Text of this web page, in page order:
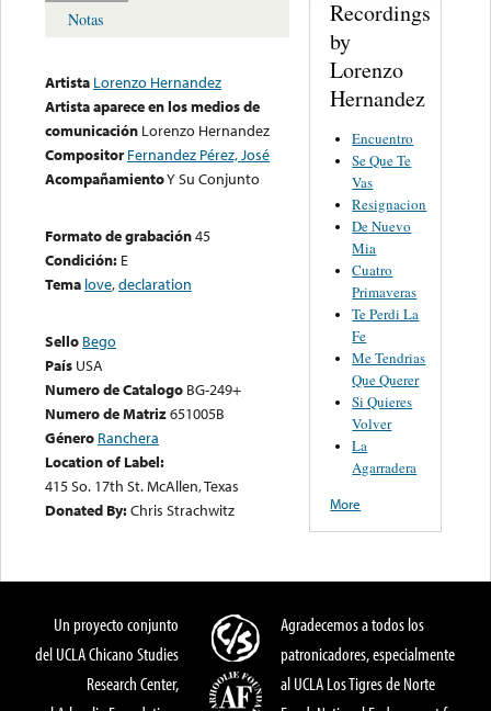
Notas
Artista Lorenzo Hernandez
Artista aparece en los medios de
comunicación Lorenzo Hernandez
Compositor Fernandez Pérez, José
AcompañamientoY Su Conjunto
Formato de grabación45
Condición: E
Tema love,declaration
Sello Bego
País USA
Numero de Catalogo BG-249+
Numero de Matriz651005B
Género Ranchera
Location of Label:
415 So. 17th St. McAllen, Texas
Donated By:Chris Strachwitz
Recordings
by
Lorenzo
Hernandez
Encuentro
Se Que Te
Vas
Resignacion
De Nuevo
Mia
Cuatro
Primaveras
Te Perdi La
Fe
Me Tendrias
Que Querer
Si Quieres
Volver
La
Agarradera
More
Un proyecto conjunto
del UCLA Chicano Studies
Research Center,
Agradecemos a todos los
patronicadores, especialmente
al UCLA Los Tigres de Norte